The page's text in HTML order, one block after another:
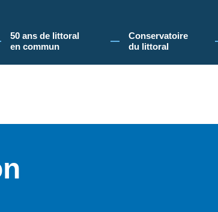
sur le site du Conservatoire du littoral, vous acceptez
50 ans de littoral
en commun​
Conservatoire
du littoral